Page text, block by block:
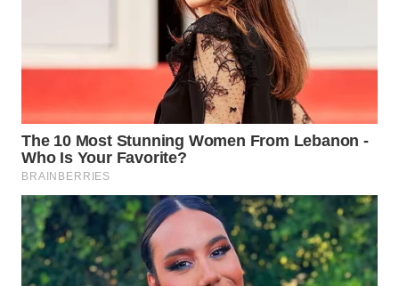
WN
DEPOK
WN
TAPANULI
UTARA